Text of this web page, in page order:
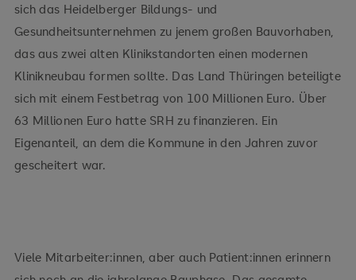
sich das Heidelberger Bildungs- und
Gesundheitsunternehmen zu jenem großen Bauvorhaben,
das aus zwei alten Klinikstandorten einen modernen
Klinikneubau formen sollte. Das Land Thüringen beteiligte
sich mit einem Festbetrag von 100 Millionen Euro. Über
63 Millionen Euro hatte SRH zu finanzieren. Ein
Eigenanteil, an dem die Kommune in den Jahren zuvor
gescheitert war.
Viele Mitarbeiter:innen, aber auch Patient:innen erinnern